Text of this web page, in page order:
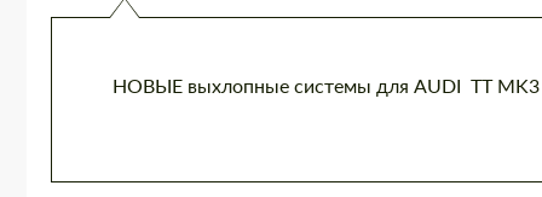
НОВЫЕ выхлопные системы для AUDI TT MK3